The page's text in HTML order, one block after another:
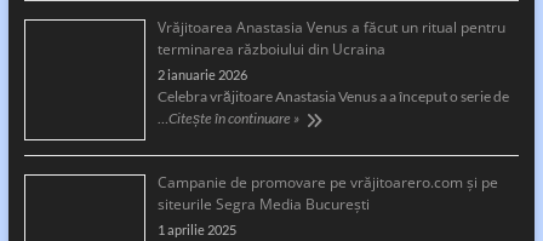
Vrăjitoarea Anastasia Venus a făcut un ritual pentru
terminarea războiului din Ucraina
2 ianuarie 2026
Celebra vrăjitoare Anastasia Venus a a început o serie de
…Citește în continuare »
Campanie de promovare pe vrăjitoarero.com și pe
siteurile Segra Media București
1 aprilie 2025